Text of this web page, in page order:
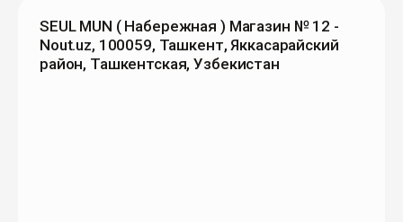
SEUL MUN ( Набережная ) Магазин № 12 -
Nout.uz, 100059, Ташкент, Яккасарайский
район, Ташкентская, Узбекистан